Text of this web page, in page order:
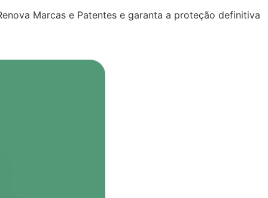
Marcas e Patentes e garanta a proteção definitiva